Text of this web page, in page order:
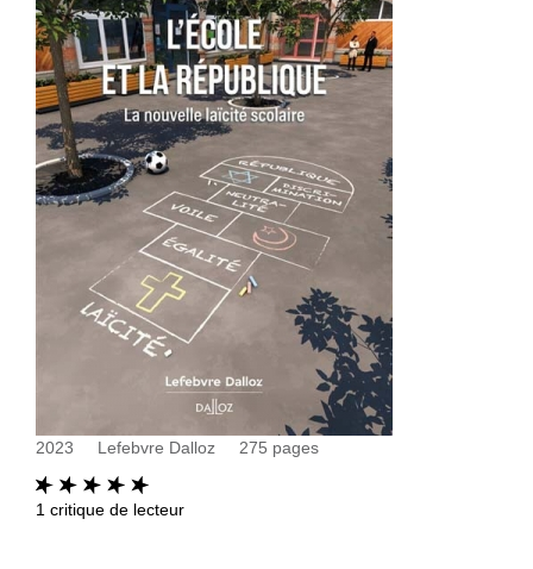
Autres civilisations
Thématiques
2023 Lefebvre Dalloz 275 pages
1 critique de lecteur